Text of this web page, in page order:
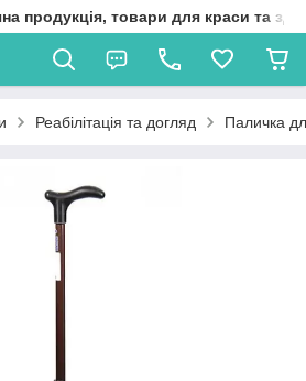
продукція, товари для краси та
Реабілітація та догляд Паличка